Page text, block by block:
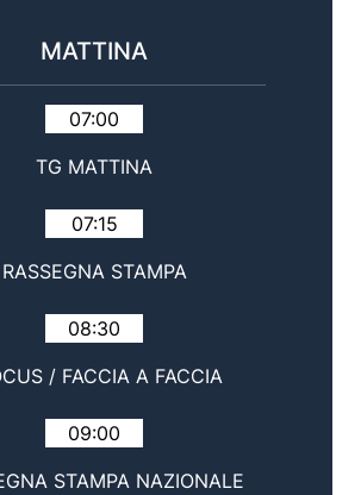
MATTINA
07:00
TG MATTINA
07:15
RASSEGNA STAMPA
08:30
/ FACCIA A FACCIA
09:00
STAMPA NAZIONALE